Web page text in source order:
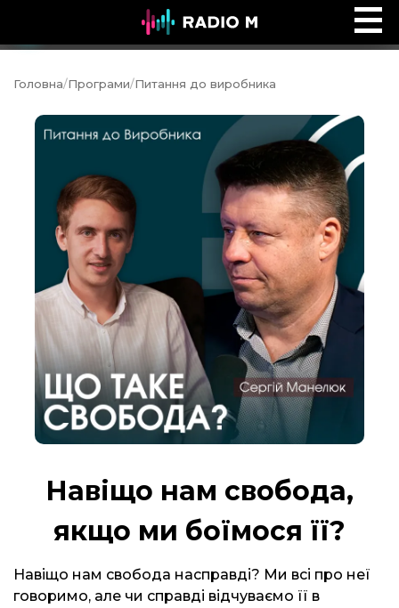
Сторінками Біблії
Головна/Програми/Питання до виробника
Навіщо нам свобода,
якщо ми боїмося її?
Навіщо нам свобода насправді? Ми всі про неї
говоримо, але чи справді відчуваємо її в